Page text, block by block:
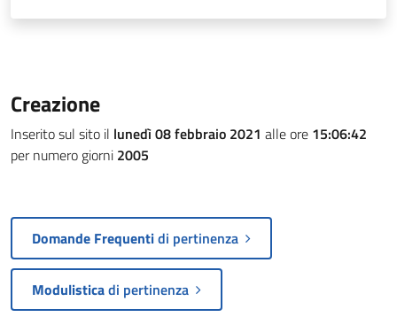
Creazione
Inserito sul sito il lunedì 08 febbraio 2021 alle ore 15:06:42
per numero giorni 2005
Domande Frequentidi pertinenza
Modulisticadi pertinenza